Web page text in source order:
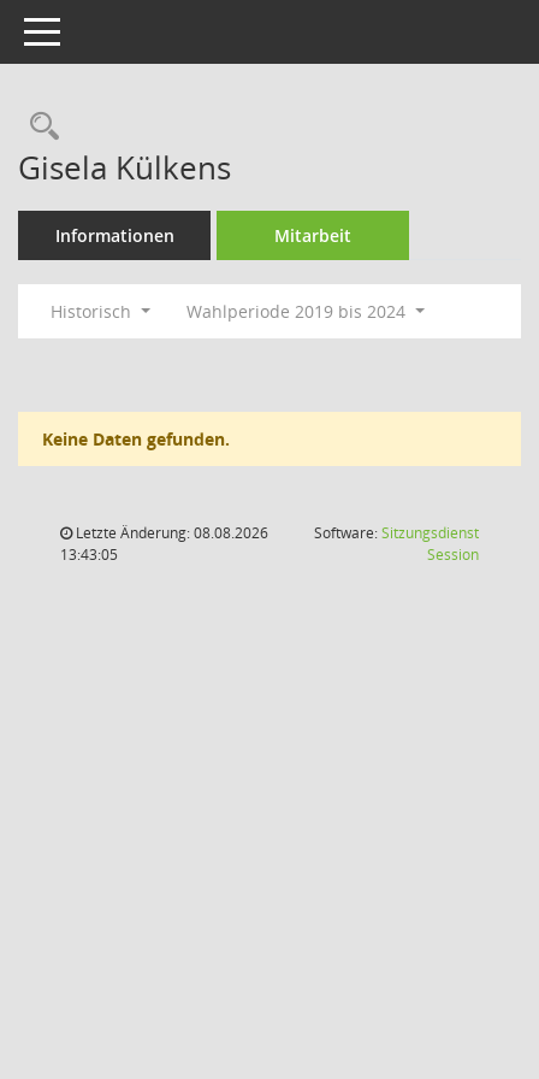
Toggle navigation
Rechercheauswahl
Gisela Külkens
Informationen Mitarbeit
Historisch Wahlperiode 2019 bis 2024
Keine Daten gefunden.
Letzte Änderung: 08.08.2026
13:43:05
Software:Sitzungsdienst
Session(Wird in